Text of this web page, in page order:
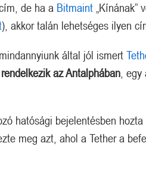
de ha a Bitmaint
), akkor talán lehetséges ilyen
által jól ismert
az Antalphában ,
hatósági bejelentésben
meg azt, ahol a Tether a